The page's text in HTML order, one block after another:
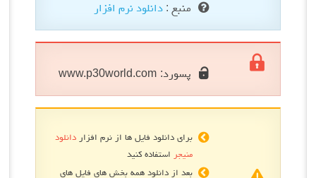
منبع : دانلود نرم افزار
پسورد: www.p30world.com
برای دانلود فایل ها از نرم افزار دانلود
منیجر استفاده کنید
بعد از دانلود همه بخش های فایل های